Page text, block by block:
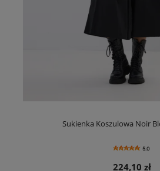
Sukienka Koszulowa Noir
5.0
224,10 zł